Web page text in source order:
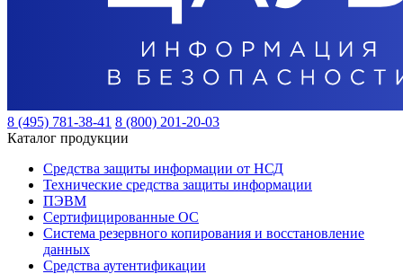
8 (495) 781-38-41 8 (800) 201-20-03
Каталог продукции
Средства защиты информации от НСД
Технические средства защиты информации
ПЭВМ
Сертифицированные ОС
Система резервного копирования и восстановление
данных
Средства аутентификации